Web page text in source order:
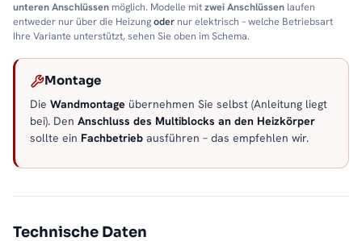
unteren Anschlüssen möglich. Modelle mitzwei Anschlüssen laufen
entweder nur über die Heizungoder nur elektrisch – welche Betriebsart
Ihre Variante unterstützt, sehen Sie oben im Schema.
Montage
Die Wandmontage übernehmen Sie selbst (Anleitung liegt
bei). Den Anschluss des Multiblocks an den Heizkörper
sollte ein Fachbetrieb ausführen – das empfehlen wir.
Technische Daten